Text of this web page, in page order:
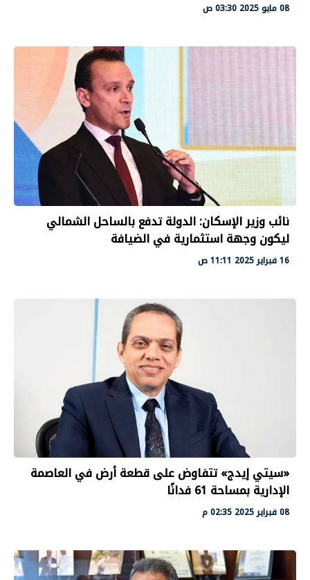
08 مايو 2025 03:30 ص
نائب وزير الإسكان: الدولة تدفع بالساحل الشمالي
ليكون وجهة استثمارية في الضيافة
16 فبراير 2025 11:11 ص
«سيتي إيدج» تتفاوض على قطعة أرض في العاصمة
الإدارية بمساحة 61 فدانًا
08 فبراير 2025 02:35 م